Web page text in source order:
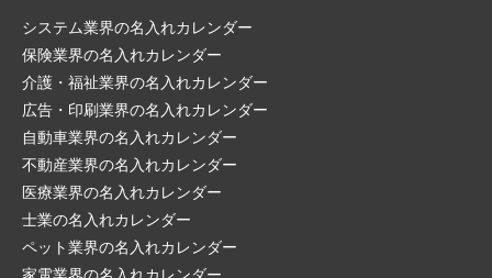
システム業界の名入れカレンダー
保険業界の名入れカレンダー
介護・福祉業界の名入れカレンダー
広告・印刷業界の名入れカレンダー
自動車業界の名入れカレンダー
不動産業界の名入れカレンダー
医療業界の名入れカレンダー
士業の名入れカレンダー
ペット業界の名入れカレンダー